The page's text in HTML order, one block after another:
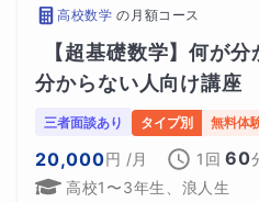
高校数学 の 月額コース
【超基礎数学】何が
分からない人向け講座
三者面談あり タイプ別 無料体
20,000円 /月 1回 60
高校1〜3年生、浪人生